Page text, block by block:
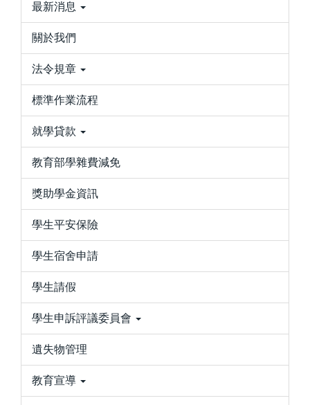
最新消息
關於我們
法令規章
標準作業流程
就學貸款
教育部學雜費減免
獎助學金資訊
學生平安保險
學生宿舍申請
學生請假
學生申訴評議委員會
遺失物管理
教育宣導